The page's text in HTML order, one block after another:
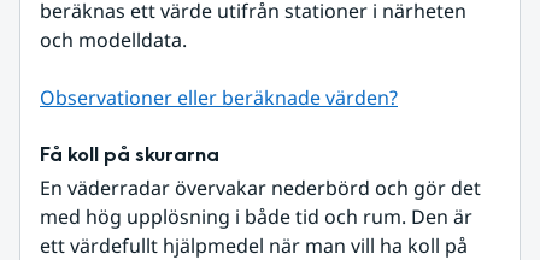
beräknas ett värde utifrån stationer i närheten
och modelldata.
Observationer eller beräknade värden?
Få koll på skurarna
En väderradar övervakar nederbörd och gör det
med hög upplösning i både tid och rum. Den är
ett värdefullt hjälpmedel när man vill ha koll på